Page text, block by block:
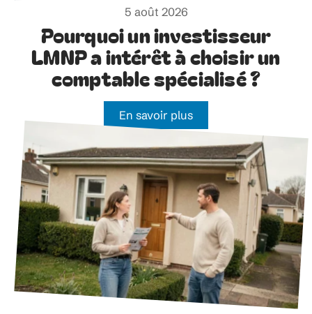
5 août 2026
Pourquoi un investisseur
LMNP a intérêt à choisir un
comptable spécialisé ?
En savoir plus